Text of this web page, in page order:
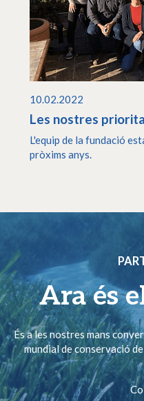
10.02.2022
Les nostres
L'equip de la fundació
pròxims anys.
Ara és
És a les nostres mans
mundial de conservació